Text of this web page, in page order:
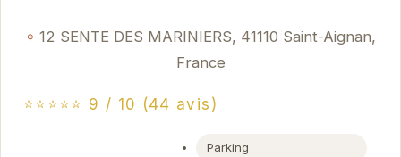
12 SENTE DES MARINIERS, 41110 Saint-Aignan,
France
⭐⭐⭐⭐⭐ 9 / 10 (44 avis)
Parking